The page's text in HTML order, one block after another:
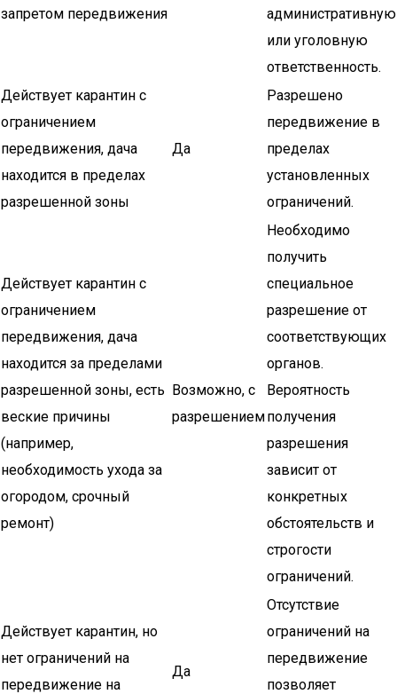
запретом передвижения
административную
или уголовную
ответственность.
Действует карантин с
ограничением
передвижения, дача
находится в пределах
разрешенной зоны
Да
Разрешено
передвижение в
пределах
установленных
ограничений.
Действует карантин с
ограничением
передвижения, дача
находится за пределами
разрешенной зоны, есть
веские причины
(например,
необходимость ухода за
огородом, срочный
ремонт)
Возможно, с
разрешением
Необходимо
получить
специальное
разрешение от
соответствующих
органов.
Вероятность
получения
разрешения
зависит от
конкретных
обстоятельств и
строгости
ограничений.
Действует карантин, но
нет ограничений на
передвижение на
Да
Отсутствие
ограничений на
передвижение
позволяет